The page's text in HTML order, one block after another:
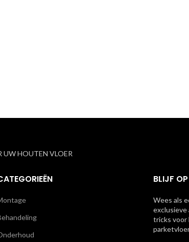
UW HOUTEN VLOER
BLIJF
Wees als
exclusieve
tricks voor